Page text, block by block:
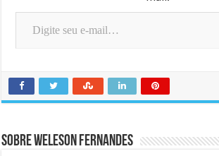
Digite seu e-mail…
Sobre Weleson Fernandes